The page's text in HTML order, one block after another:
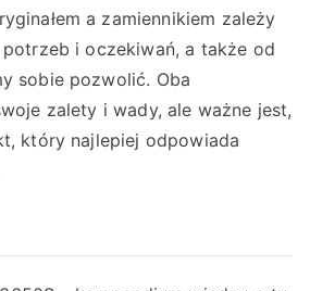
a zamiennikiem zależy
i oczekiwań, a także od
sobie pozwolić. Oba
zalety i wady, ale ważne jest,
który najlepiej odpowiada